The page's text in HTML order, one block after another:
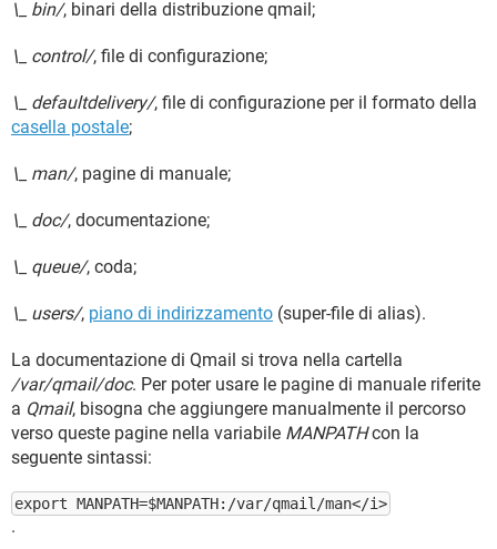
\_ bin/, binari della distribuzione qmail;
\_ control/, file di configurazione;
\_ defaultdelivery/, file di configurazione per il formato della
casella postale;
\_ man/, pagine di manuale;
\_ doc/, documentazione;
\_ queue/, coda;
\_ users/, piano di indirizzamento (super-file di alias).
La documentazione di Qmail si trova nella cartella
/var/qmail/doc. Per poter usare le pagine di manuale riferite
a Qmail, bisogna che aggiungere manualmente il percorso
verso queste pagine nella variabile MANPATHcon la
seguente sintassi:
export MANPATH=$MANPATH:/var/qmail/man</i>
.